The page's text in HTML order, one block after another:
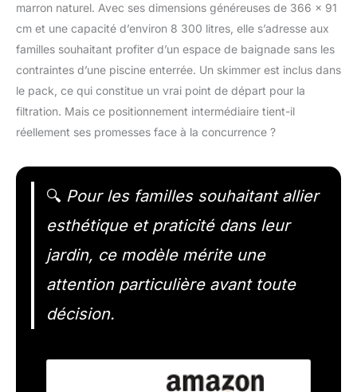
marron naturel. Avec ses dimensions généreuses de 366 x 91
cm et une capacité d’environ 8 300 litres, elle s’adresse aux
familles souhaitant profiter d’un espace de baignade sans les
contraintes d’une piscine enterrée. Un skimmer est inclus dans
le pack, ce qui constitue un vrai point de départ pour la
filtration. Mais ce positionnement intermédiaire tient-il
réellement ses promesses face à la concurrence ?
🔍 Pour les familles souhaitant allier
esthétique et praticité dans leur
jardin, ce modèle mérite une
attention particulière avant toute
décision.